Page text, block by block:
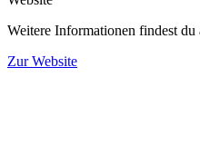
Weitere Informationen findest du
Zur Website